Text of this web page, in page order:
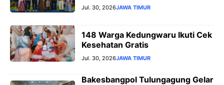
Jul. 30, 2026JAWA TIMUR
148 Warga Kedungwaru Ikuti Cek
Kesehatan Gratis
Jul. 30, 2026JAWA TIMUR
Bakesbangpol Tulungagung Gelar